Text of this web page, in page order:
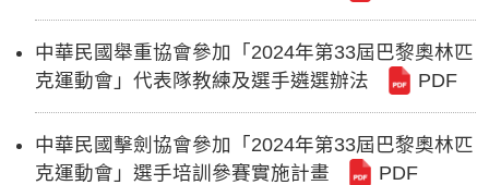
中華民國舉重協會參加「2024年第33屆巴黎奧林匹
克運動會」代表隊教練及選手遴選辦法
PDF
中華民國擊劍協會參加「2024年第33屆巴黎奧林匹
克運動會」選手培訓參賽實施計畫
PDF